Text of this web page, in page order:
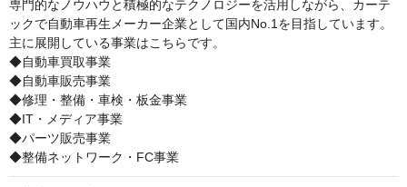
専門的なノウハウと積極的なテクノロジーを活用しながら、カーテ
ックで自動車再生メーカー企業として国内No.1を目指しています。
主に展開している事業はこちらです。
◆自動車買取事業
◆自動車販売事業
◆修理・整備・車検・板金事業
◆IT・メディア事業
◆パーツ販売事業
◆整備ネットワーク・FC事業